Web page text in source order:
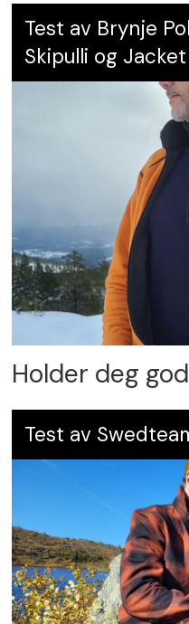
Test av Brynje
Skipulli og Jacket
Holder deg
Test av